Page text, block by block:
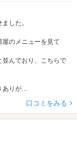
した。
のメニューを見て
並んでおり、こちらで
ありが...
口コミをみる